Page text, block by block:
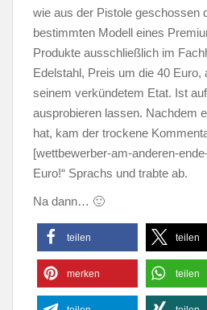
wie aus der Pistole geschossen
bestimmten Modell eines
Produkte ausschließlich im
Edelstahl, Preis um die 40 Euro,
seinem verkündetem Etat. Ist
ausprobieren lassen. Nachdem
hat, kam der trockene
[wettbewerber-am-anderen-
Euro!“ Sprachs und trabte ab.
Na dann… 🙂
teilen teilen
merken teilen